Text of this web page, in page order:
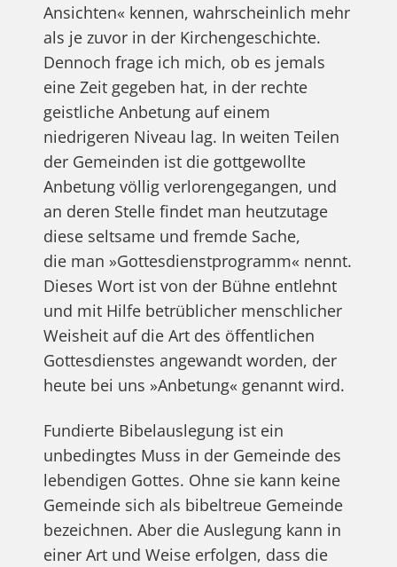
Ansichten« kennen, wahrscheinlich mehr
als je zuvor in der Kirchengeschichte.
Dennoch frage ich mich, ob es jemals
eine Zeit gegeben hat, in der rechte
geistliche Anbetung auf einem
niedrigeren Niveau lag. In weiten Teilen
der Gemeinden ist die gottgewollte
Anbetung völlig verlorengegangen, und
an deren Stelle findet man heutzutage
diese seltsame und fremde Sache,
die man »Gottesdienstprogramm« nennt.
Dieses Wort ist von der Bühne entlehnt
und mit Hilfe betrüblicher menschlicher
Weisheit auf die Art des öffentlichen
Gottesdienstes angewandt worden, der
heute bei uns »Anbetung« genannt wird.
Fundierte Bibelauslegung ist ein
unbedingtes Muss in der Gemeinde des
lebendigen Gottes. Ohne sie kann keine
Gemeinde sich als bibeltreue Gemeinde
bezeichnen. Aber die Auslegung kann in
einer Art und Weise erfolgen, dass die